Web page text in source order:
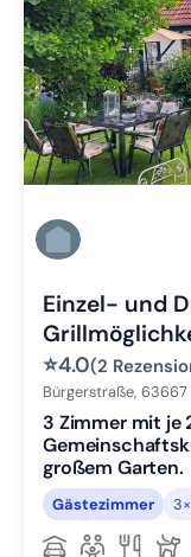
Einzel- und
⭐4.0(2
Bürgerstraße, 63667
3 Zimmer mit je
großem Garten.
Gästezimmer